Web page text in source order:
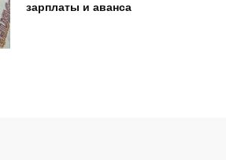
зарплаты и аванса